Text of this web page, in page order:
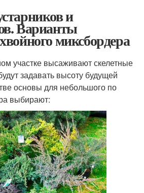
и
Варианты
миксбордера
участке высаживают скелетные
задавать высоту будущей
основы для небольшого по
выбирают: